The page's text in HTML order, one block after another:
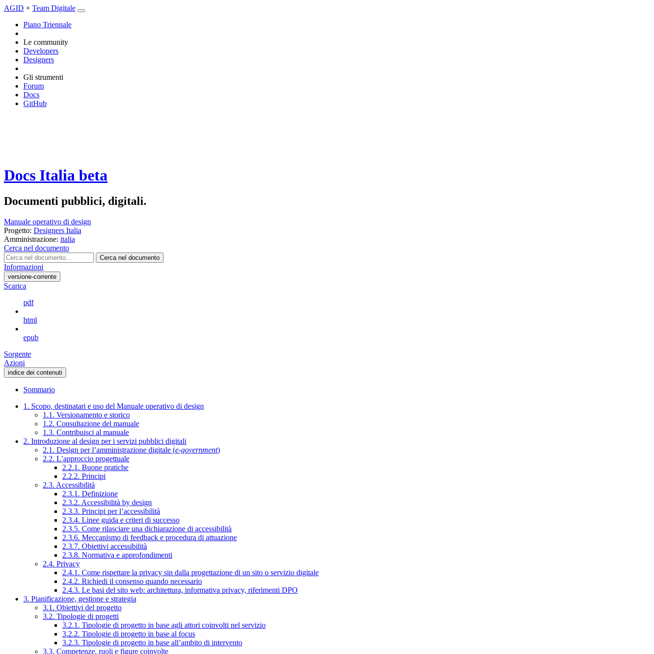
AGID + Team Digitale
Piano Triennale
Le community
Developers
Designers
Gli strumenti
Forum
Docs
GitHub
Docs Italia beta
Documenti pubblici, digitali.
Manuale operativo di design
Progetto: Designers Italia
Amministrazione: italia
Cerca nel documento
Cerca nel documento
Informazioni
versione-corrente
Scarica
pdf
html
epub
Sorgente
Azioni
indice dei contenuti
Sommario
1. Scopo, destinatari e uso del Manuale operativo di design
1.1. Versionamento e storico
1.2. Consultazione del manuale
1.3. Contribuisci al manuale
2. Introduzione al design per i servizi pubblici digitali
2.1. Design per l’amministrazione digitale (e-government)
2.2. L’approccio progettuale
2.2.1. Buone pratiche
2.2.2. Principi
2.3. Accessibilità
2.3.1. Definizione
2.3.2. Accessibilità by design
2.3.3. Principi per l’accessibilità
2.3.4. Linee guida e criteri di successo
2.3.5. Come rilasciare una dichiarazione di accessibilità
2.3.6. Meccanismo di feedback e procedura di attuazione
2.3.7. Obiettivi accessibilità
2.3.8. Normativa e approfondimenti
2.4. Privacy
2.4.1. Come rispettare la privacy sin dalla progettazione di un sito o servizio digitale
2.4.2. Richiedi il consenso quando necessario
2.4.3. Le basi del sito web: architettura, informativa privacy, riferimenti DPO
3. Pianificazione, gestione e strategia
3.1. Obiettivi del progetto
3.2. Tipologie di progetti
3.2.1. Tipologie di progetto in base agli attori coinvolti nel servizio
3.2.2. Tipologie di progetto in base al focus
3.2.3. Tipologie di progetto in base all’ambito di intervento
3.3. Competenze, ruoli e figure coinvolte